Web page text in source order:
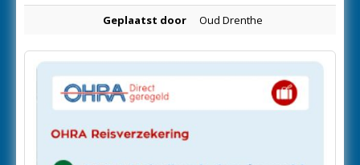
Geplaatst door Oud Drenthe